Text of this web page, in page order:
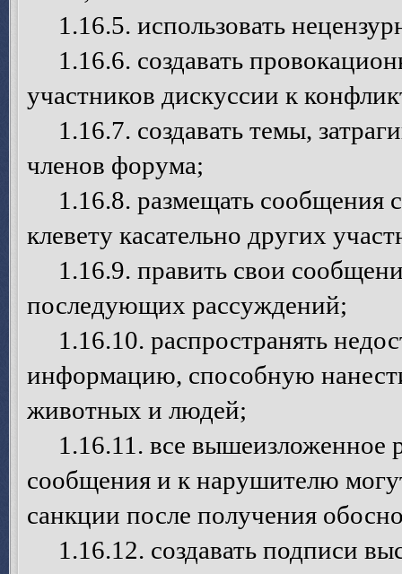
1.16.5. использовать
1.16.6. создавать
участников дискуссии к
1.16.7. создавать темы,
членов форума;
1.16.8. размещать сообщения
клевету касательно других
1.16.9. править свои
последующих рассуждений;
1.16.10. распространять
информацию, способную
животных и людей;
1.16.11. все вышеизложенное
сообщения и к нарушителю
санкции после получения
1.16.12. создавать подписи